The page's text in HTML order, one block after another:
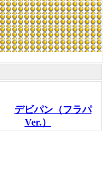
デビパン（フラパ
Ver.）